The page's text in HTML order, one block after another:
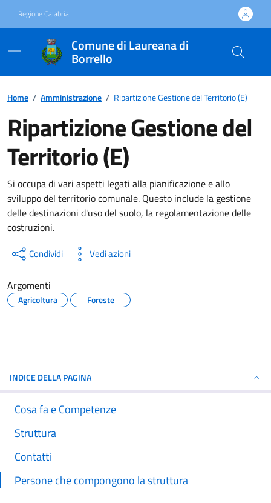
Regione Calabria
Comune di Laureana di
Borrello
Home / Amministrazione / Ripartizione Gestione del Territorio (E)
Ripartizione Gestione del
Territorio (E)
Si occupa di vari aspetti legati alla pianificazione e allo
sviluppo del territorio comunale. Questo include la gestione
delle destinazioni d'uso del suolo, la regolamentazione delle
costruzioni.
Condividi Vedi azioni
Argomenti
Agricoltura Foreste
INDICE DELLA PAGINA
Cosa fa e Competenze
Struttura
Contatti
Persone che compongono la struttura